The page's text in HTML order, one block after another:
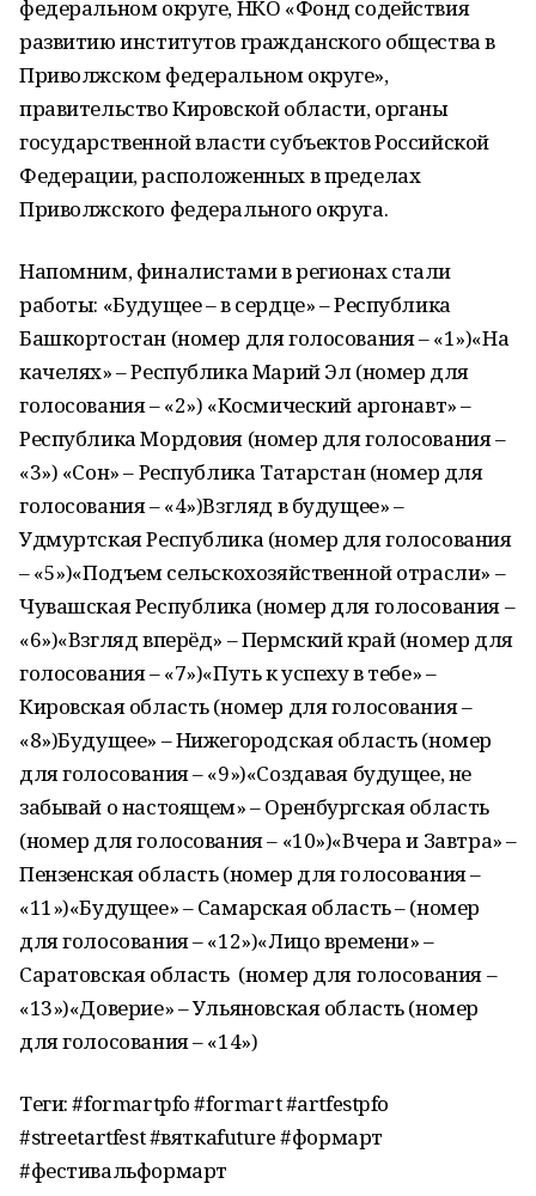
федеральном округе, НКО «Фонд содействия
развитию институтов гражданского общества в
Приволжском федеральном округе»,
правительство Кировской области, органы
государственной власти субъектов Российской
Федерации, расположенных в пределах
Приволжского федерального округа.
Напомним, финалистами в регионах стали
работы: «Будущее – в сердце» – Республика
Башкортостан (номер для голосования – «1»)«На
качелях» – Республика Марий Эл (номер для
голосования – «2») «Космический аргонавт» –
Республика Мордовия (номер для голосования –
«3») «Сон» – Республика Татарстан (номер для
голосования – «4»)Взгляд в будущее» –
Удмуртская Республика (номер для голосования
– «5»)«Подъем сельскохозяйственной отрасли» –
Чувашская Республика (номер для голосования –
«6»)«Взгляд вперёд» – Пермский край (номер для
голосования – «7»)«Путь к успеху в тебе» –
Кировская область (номер для голосования –
«8»)Будущее» – Нижегородская область (номер
для голосования – «9»)«Создавая будущее, не
забывай о настоящем» – Оренбургская область
(номер для голосования – «10»)«Вчера и Завтра» –
Пензенская область (номер для голосования –
«11»)«Будущее» – Самарская область – (номер
для голосования – «12»)«Лицо времени» –
Саратовская область (номер для голосования –
«13»)«Доверие» – Ульяновская область (номер
для голосования – «14»)
Теги: #formartpfo #formart #artfestpfo
#streetartfest #вяткаfuture #формарт
#фестивальформарт